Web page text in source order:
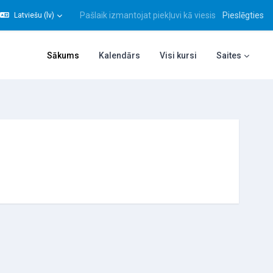
meklēšanas ievadi
Latviešu ‎(lv)‎ Pašlaik izmantojat piekļuvi kā viesis Pieslēgties
Sākums Kalendārs Visi kursi Saites